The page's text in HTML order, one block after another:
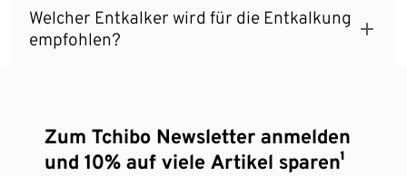
Welcher Entkalker wird für die Entkalkung
empfohlen?
Zum Tchibo Newsletter anmelden
und 10% auf viele Artikel sparen¹